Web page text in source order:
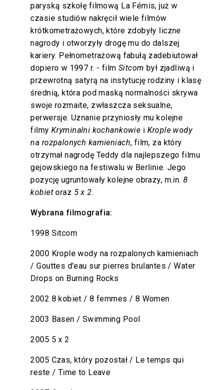
paryską szkołę filmową La Fémis, już w
czasie studiów nakręcił wiele filmów
krótkometrażowych, które zdobyły liczne
nagrody i otworzyły drogę mu do dalszej
kariery. Pełnometrażową fabułą zadebiutował
dopiero w 1997 r. - film Sitcom był zjadliwą i
przewrotną satyrą na instytucję rodziny i klasę
średnią, która pod maską normalności skrywa
swoje rozmaite, zwłaszcza seksualne,
perwersje. Uznanie przyniosły mu kolejne
filmy Kryminalni kochankowie i Krople wody
na rozpalonych kamieniach, film, za który
otrzymał nagrodę Teddy dla najlepszego filmu
gejowskiego na festiwalu w Berlinie. Jego
pozycję ugruntowały kolejne obrazy, m.in.8
kobietoraz 5 x 2.
Wybrana filmografia:
1998 Sitcom
2000 Krople wody na rozpalonych kamieniach
/ Gouttes d'eau sur pierres brulantes / Water
Drops on Burning Rocks
2002 8 kobiet / 8 femmes / 8 Women
2003 Basen / Swimming Pool
2005 5 x 2
2005 Czas, który pozostał / Le temps qui
reste / Time to Leave